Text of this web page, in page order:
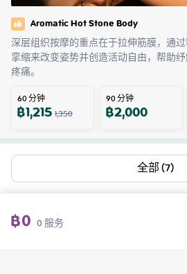
Aromatic Hot Stone Body
深层组织按摩的重点在于拉伸筋膜，通
挛缩来改变姿势并创造活动自由，帮助
疼痛。
60分钟
฿1,2151,350
90分钟
฿2,000
全部 (7)
฿0 0服务